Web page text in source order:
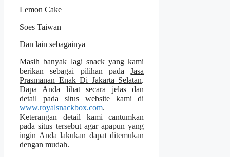
Lemon Cake
Soes Taiwan
Dan lain sebagainya
Masih banyak lagi snack yang kami
berikan sebagai pilihan padaJasa
Prasmanan Enak Di Jakarta Selatan.
Dapa Anda lihat secara jelas dan
detail pada situs website kami di
www.royalsnackbox.com.
Keterangan detail kami cantumkan
pada situs tersebut agar apapun yang
ingin Anda lakukan dapat ditemukan
dengan mudah.